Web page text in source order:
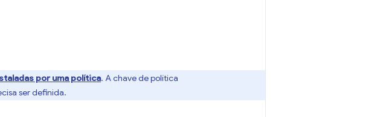
por uma política. A chave de política
ser definida.